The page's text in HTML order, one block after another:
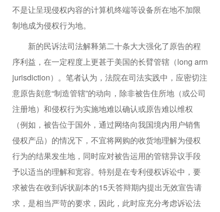
不是让呈现侵权内容的计算机终端等设备所在地不加限
制地成为侵权行为地。
新的民诉法司法解释第二十条大大强化了原告的程
序利益，在一定程度上更甚于美国的长臂管辖（long arm
jurisdiction）。笔者认为，法院在司法实践中，应密切注
意原告刻意“制造管辖”的动向，除非被告住所地（或公司
注册地）和侵权行为实施地难以确认或原告难以维权
（例如，被告位于国外，通过网络向我国境内用户销售
侵权产品）的情况下，不宜将网购的收货地理解为侵权
行为的结果发生地，同时应对被告运用的管辖异议手段
予以适当的理解和宽容。特别是在专利侵权诉讼中，要
求被告在收到诉状副本的15天答辩期内提出无效宣告请
求，是相当严苛的要求，因此，此时应充分考虑诉讼法